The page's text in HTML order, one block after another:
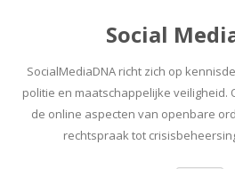
Social
SocialMediaDNA richt zich op
politie en maatschappelijke veiligheid.
de online aspecten van openbare
rechtspraak tot